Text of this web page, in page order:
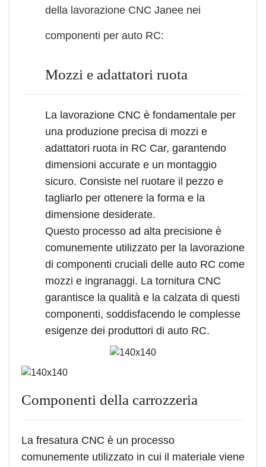
della lavorazione CNC Janee nei
componenti per auto RC:
Mozzi e adattatori ruota
La lavorazione CNC è fondamentale per
una produzione precisa di mozzi e
adattatori ruota in RC Car, garantendo
dimensioni accurate e un montaggio
sicuro. Consiste nel ruotare il pezzo e
tagliarlo per ottenere la forma e la
dimensione desiderate.
Questo processo ad alta precisione è
comunemente utilizzato per la lavorazione
di componenti cruciali delle auto RC come
mozzi e ingranaggi. La tornitura CNC
garantisce la qualità e la calzata di questi
componenti, soddisfacendo le complesse
esigenze dei produttori di auto RC.
Componenti della carrozzeria
La fresatura CNC è un processo
comunemente utilizzato in cui il materiale viene